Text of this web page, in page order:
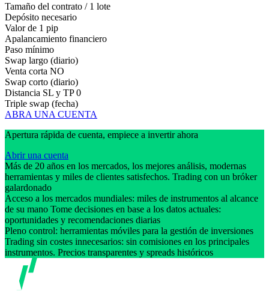
Tamaño del contrato / 1 lote
Depósito necesario
Valor de 1 pip
Apalancamiento financiero
Paso mínimo
Swap largo (diario)
Venta corta NO
Swap corto (diario)
Distancia SL y TP 0
Triple swap (fecha)
ABRA UNA CUENTA
Apertura rápida de cuenta, empiece a invertir ahora
Abrir una cuenta
Más de 20 años en los mercados, los mejores análisis, modernas
herramientas y miles de clientes satisfechos. Trading con un bróker
galardonado
Acceso a los mercados mundiales: miles de instrumentos al alcance
de su mano Tome decisiones en base a los datos actuales:
oportunidades y recomendaciones diarias
Pleno control: herramientas móviles para la gestión de inversiones
Trading sin costes innecesarios: sin comisiones en los principales
instrumentos. Precios transparentes y spreads históricos